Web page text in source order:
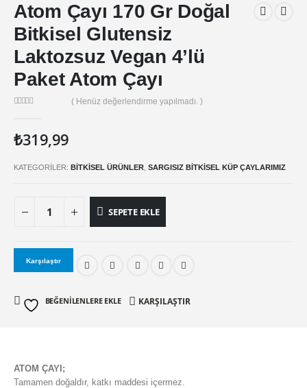
Atom Çayı 170 Gr Doğal
Bitkisel Glutensiz
Laktozsuz Vegan 4’lü
Paket Atom Çayı
( Henüz değerlendirme yapılmadı. )
₺319,99
KATEGORILER: BITKISEL ÜRÜNLER SARGISIZ BITKISEL KÜP ÇAYLARIMIZ
SEPETE EKLE
Karşılaştır
BEĞENILENLERE EKLE KARŞILAŞTIR
ATOM ÇAYI;
Tamamen doğaldır, katkı maddesi içermez.